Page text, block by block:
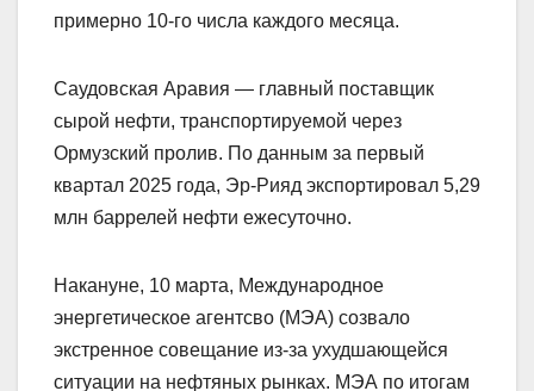
примерно 10-го числа каждого месяца.
Саудовская Аравия — главный поставщик
сырой нефти, транспортируемой через
Ормузский пролив. По данным за первый
квартал 2025 года, Эр-Рияд экспортировал 5,29
млн баррелей нефти ежесуточно.
Накануне, 10 марта, Международное
энергетическое агентсво (МЭА) созвало
экстренное совещание из-за ухудшающейся
ситуации на нефтяных рынках. МЭА по итогам